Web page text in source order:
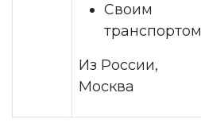
Своим
транспортом
Из России,
Москва